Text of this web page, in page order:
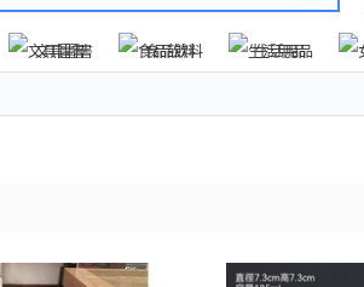
文具圖書 食品飲料 生活用品